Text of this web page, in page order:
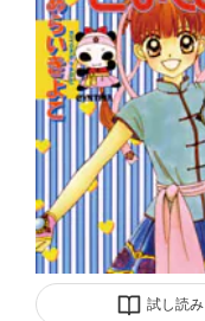
試し読み